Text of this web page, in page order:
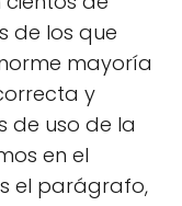
de los que
mayoría
y
de uso de la
en el
el parágrafo,